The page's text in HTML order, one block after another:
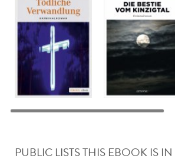
PUBLIC LISTS THIS EBOOK IS IN